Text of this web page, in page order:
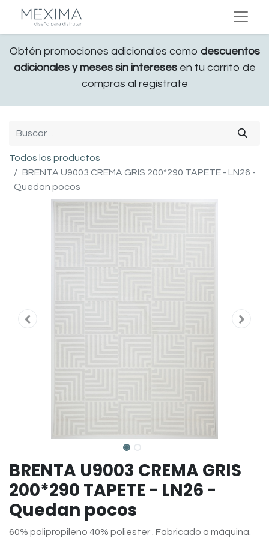
Obtén promociones adicionales como descuentos
adicionales y meses sin interesesen tu carrito de
compras al registrate
Todos los productos
BRENTA U9003 CREMA GRIS 200*290 TAPETE - LN26 -
Quedan pocos
BRENTA U9003 CREMA GRIS
200*290 TAPETE - LN26 -
Quedan pocos
60% polipropileno 40% poliester . Fabricado a máquina.